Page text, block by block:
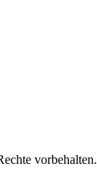
vorbehalten.